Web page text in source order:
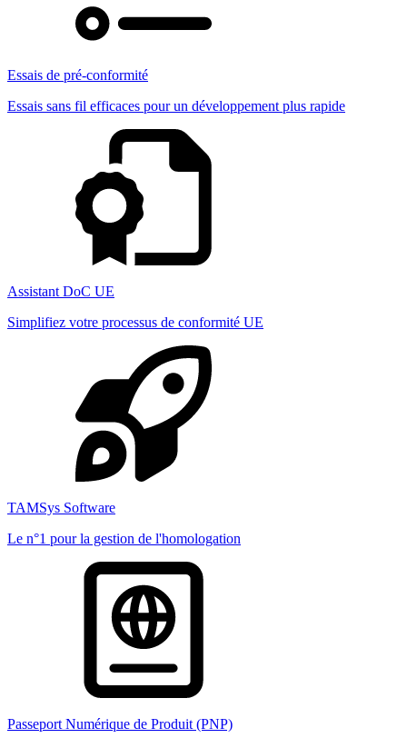
Essais de pré-conformité
Essais sans fil efficaces pour un développement plus rapide
Assistant DoC UE
Simplifiez votre processus de conformité UE
TAMSys Software
Le n°1 pour la gestion de l'homologation
Passeport Numérique de Produit (PNP)